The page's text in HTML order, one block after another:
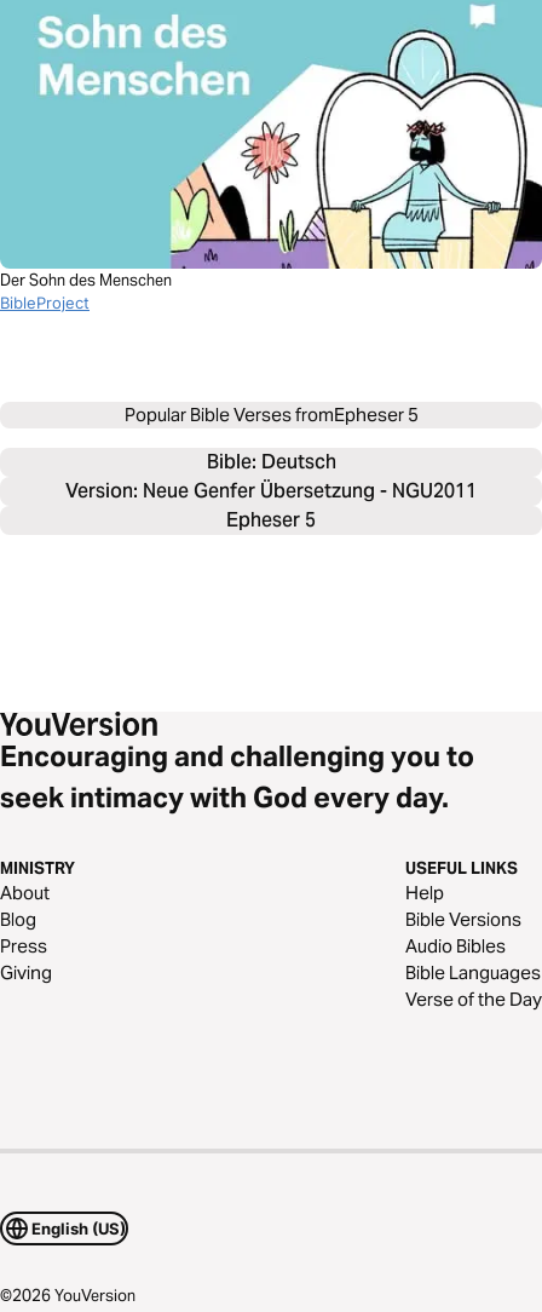
Der Sohn des Menschen
BibleProject
Popular Bible Verses fromEpheser 5
Bible: Deutsch
Version: Neue Genfer Übersetzung - NGU2011
Epheser 5
Encouraging and challenging you to
seek intimacy with God every day.
MINISTRY
About
Blog
Press
Giving
USEFUL LINKS
Help
Bible Versions
Audio Bibles
Bible Languages
Verse of the Day
English (US)
©2026YouVersion